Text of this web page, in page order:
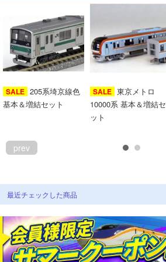
SALE 205系埼京線色
基本＆増結セット
SALE 東京メトロ
10000系 基本＆増結セ
ット
prev
最近チェックした商品